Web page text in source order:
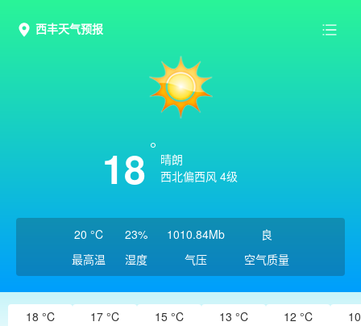
西丰天气预报
18
晴朗
西北偏西风 4级
20 °C
最高温
23%
湿度
1010.84Mb
气压
良
空气质量
18 °C 17 °C 15 °C 13 °C 12 °C